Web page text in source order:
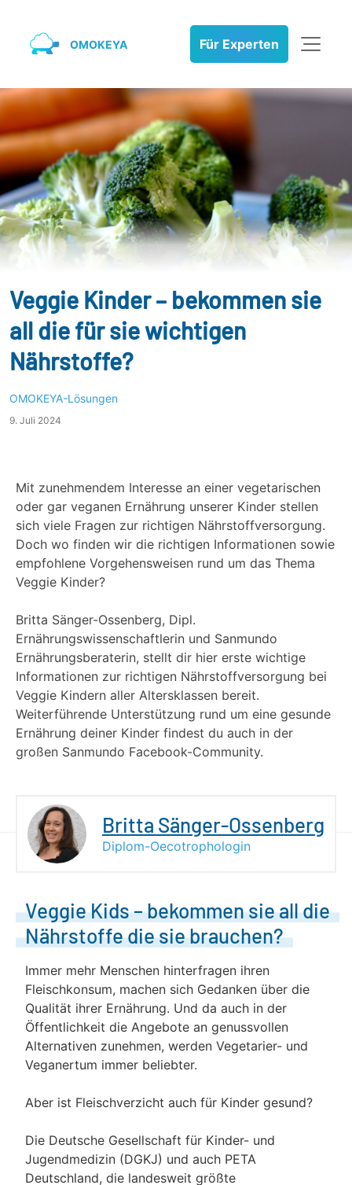
OMOKEYA Für Experten
Veggie Kinder – bekommen sie
all die für sie wichtigen
Nährstoffe?
OMOKEYA-Lösungen
9. Juli 2024
Mit zunehmendem Interesse an einer vegetarischen
oder gar veganen Ernährung unserer Kinder stellen
sich viele Fragen zur richtigen Nährstoffversorgung.
Doch wo finden wir die richtigen Informationen sowie
empfohlene Vorgehensweisen rund um das Thema
Veggie Kinder?
Britta Sänger-Ossenberg, Dipl.
Ernährungswissenschaftlerin und Sanmundo
Ernährungsberaterin, stellt dir hier erste wichtige
Informationen zur richtigen Nährstoffversorgung bei
Veggie Kindern aller Altersklassen bereit.
Weiterführende Unterstützung rund um eine gesunde
Ernährung deiner Kinder findest du auch in der
großen Sanmundo Facebook-Community.
Britta Sänger-Ossenberg
Diplom-Oecotrophologin
Veggie Kids – bekommen sie all die
Nährstoffe die sie brauchen?
Immer mehr Menschen hinterfragen ihren
Fleischkonsum, machen sich Gedanken über die
Qualität ihrer Ernährung. Und da auch in der
Öffentlichkeit die Angebote an genussvollen
Alternativen zunehmen, werden Vegetarier- und
Veganertum immer beliebter.
Aber ist Fleischverzicht auch für Kinder gesund?
Die Deutsche Gesellschaft für Kinder- und
Jugendmedizin (DGKJ) und auch PETA
Deutschland, die landesweit größte